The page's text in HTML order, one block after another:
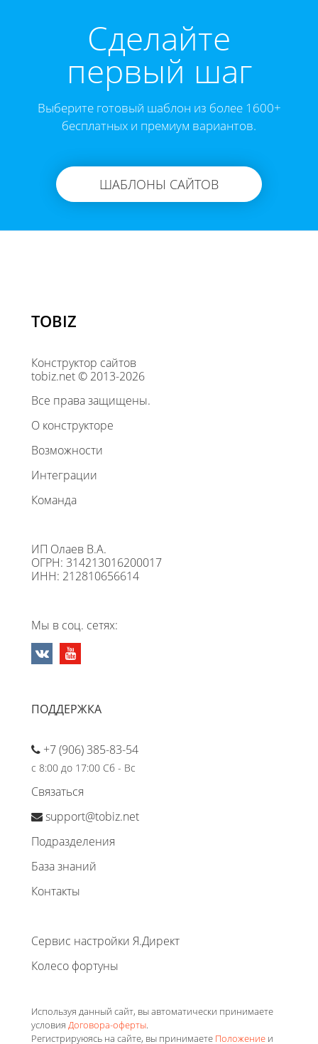
Cделайте
первый шаг
Выберите готовый шаблон из более 1600+
бесплатных и премиум вариантов.
ШАБЛОНЫ САЙТОВ
TOBIZ
Конструктор сайтов
tobiz.net © 2013-2026
Все права защищены.
О конструкторе
Возможности
Интеграции
Команда
ИП Олаев В.А.
ОГРН: 314213016200017
ИНН: 212810656614
Мы в соц. сетях:
ПОДДЕРЖКА
+7 (906) 385-83-54
с 8:00 до 17:00 Сб - Вс
Связаться
support@tobiz.net
Подразделения
База знаний
Контакты
Сервис настройки Я.Директ
Колесо фортуны
Используя данный сайт, вы автоматически принимаете
условия Договора-оферты.
Регистрируюясь на сайте, вы принимаете Положение и